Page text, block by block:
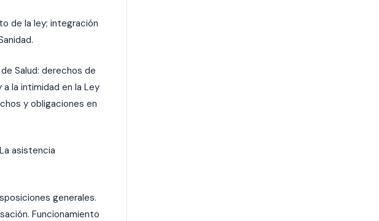
de la ley; integración
Salud: derechos de
la intimidad en la Ley
y obligaciones en
asistencia
generales.
Funcionamiento